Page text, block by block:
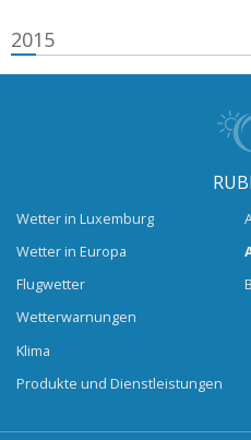
2015
Wetter in Luxemburg
Wetter in Europa
Flugwetter
Wetterwarnungen
Klima
Produkte und Dienstleistungen